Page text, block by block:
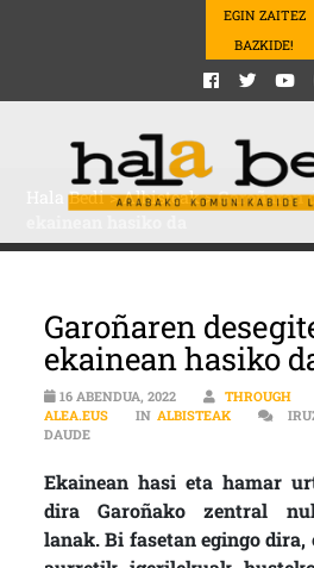
EGIN ZAITEZ
BAZKIDE!
Hala Bedi>Albisteak>Garoñaren
Garoñaren
ekainean hasiko
16 ABENDUA, 2022
THROUGH
ALEA.EUS
IN ALBISTEAK
DAUDEGAROÑAREN DESEGITEA 2023KO
Ekainean hasi eta hamar
dira Garoñako zentral
lanak. Bi fasetan egingo dira,